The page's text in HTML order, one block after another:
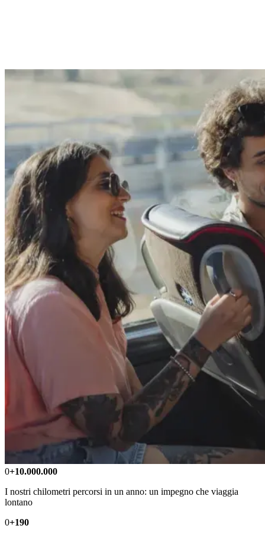
0+10.000.000
I nostri chilometri percorsi in un anno: un impegno che viaggia
lontano
0+190